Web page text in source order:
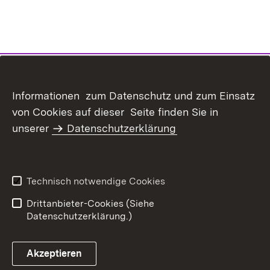
Barrierefreiheit
Benutzungshinweise
Impressum
Informationen zum Datenschutz und zum Einsatz
von Cookies auf dieser Seite finden Sie in
unserer
Datenschutzerklärung
Technisch notwendige Cookies
Drittanbieter-Cookies (Siehe
Datenschutzerklärung.)
Akzeptieren